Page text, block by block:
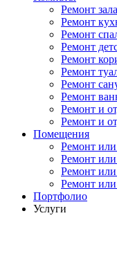
Ремонт зала
Ремонт
Ремонт
Ремонт
Ремонт
Ремонт
Ремонт
Ремонт
Ремонт и
Ремонт и
Помещения
Ремонт
Ремонт
Ремонт
Ремонт
Портфолио
Услуги